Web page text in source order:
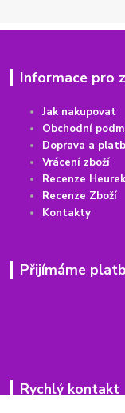
Informace pro
Jak nakupovat
Obchodní
Doprava a
Vrácení zboží
Recenze
Recenze Zboží
Kontakty
Přijímáme
Rychlý kontakt